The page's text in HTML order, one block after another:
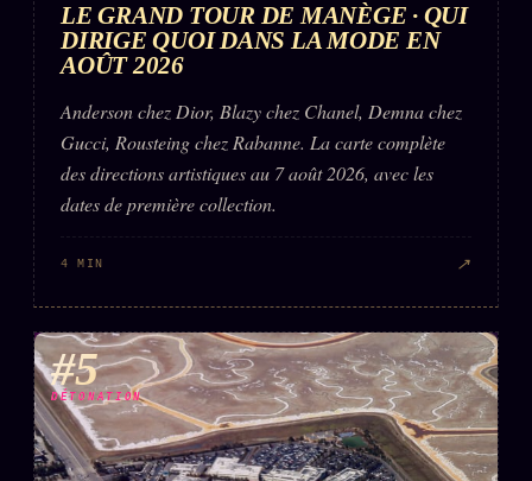
LE GRAND TOUR DE MANÈGE · QUI
DIRIGE QUOI DANS LA MODE EN
AOÛT 2026
Anderson chez Dior, Blazy chez Chanel, Demna chez
Gucci, Rousteing chez Rabanne. La carte complète
des directions artistiques au 7 août 2026, avec les
dates de première collection.
4 MIN ↗
#5
DÉTONATION